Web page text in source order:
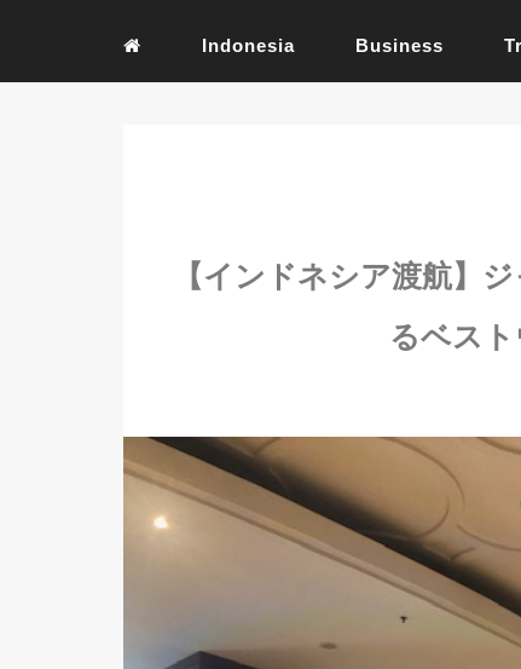
Indonesia Business
【インドネシア渡航】
るベス